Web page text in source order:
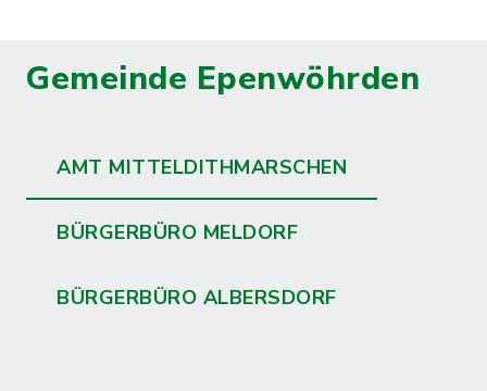
Gemeinde Epenwöhrden
AMT MITTELDITHMARSCHEN
BÜRGERBÜRO MELDORF
BÜRGERBÜRO ALBERSDORF